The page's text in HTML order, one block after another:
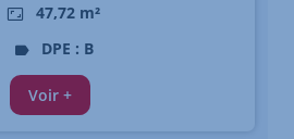
47,72 m²
DPE : B
Voir +